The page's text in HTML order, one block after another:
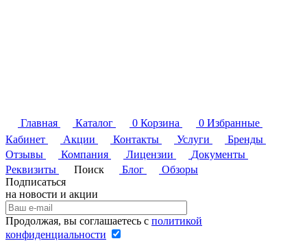
Главная Каталог 0 Корзина 0 Избранные
Кабинет
Акции Контакты Услуги
Бренды
Отзывы
Компания Лицензии
Документы
Реквизиты
Поиск Блог
Обзоры
Подписаться
на новости и акции
Продолжая, вы соглашаетесь с политикой
конфиденциальности